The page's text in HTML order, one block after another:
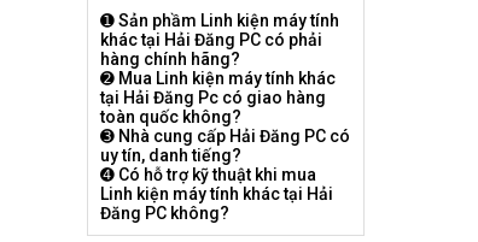
➊ Sản phầm Linh kiện máy tính
khác tại Hải Đăng PC có phải
hàng chính hãng?
➋ Mua Linh kiện máy tính khác
tại Hải Đăng Pc có giao hàng
toàn quốc không?
➌ Nhà cung cấp Hải Đăng PC có
uy tín, danh tiếng?
➍ Có hỗ trợ kỹ thuật khi mua
Linh kiện máy tính khác tại Hải
Đăng PC không?